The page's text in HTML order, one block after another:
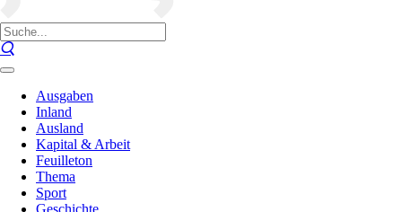
Ausgaben
Inland
Ausland
Kapital & Arbeit
Feuilleton
Thema
Sport
Geschichte